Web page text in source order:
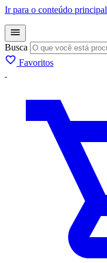
Ir para o conteúdo principal
Busca
Favoritos